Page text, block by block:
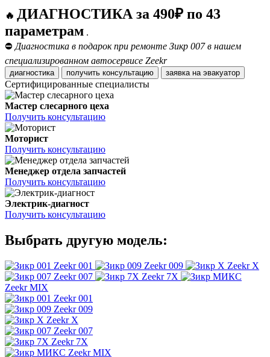
🔥 ДИАГНОСТИКА за 490₽ по 43
параметрам .
⛔ Диагностика в подарок при ремонте Зикр 007 в нашем
специализированном автосервисе Zeekr
диагностика получить консультацию заявка на эвакуатор
Сертифицированные специалисты
Мастер слесарного цеха
Получить консультацию
Моторист
Получить консультацию
Менеджер отдела запчастей
Получить консультацию
Электрик-диагност
Получить консультацию
Выбрать другую модель:
Zeekr 001 Zeekr 009
Zeekr X
Zeekr 007
Zeekr 7X
Zeekr MIX
Zeekr 001
Zeekr 009
Zeekr X
Zeekr 007
Zeekr 7X
Zeekr MIX